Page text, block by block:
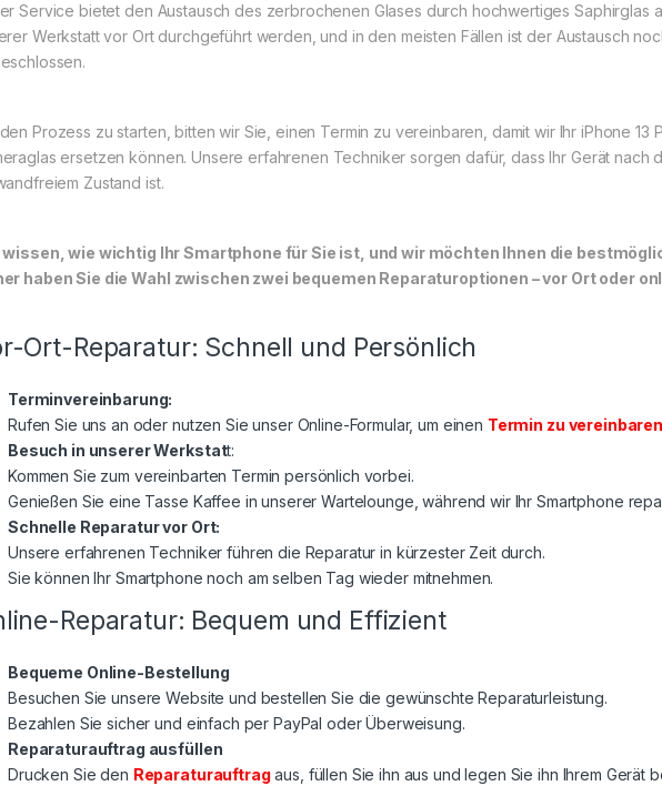
Service bietet den Austausch des zerbrochenen Glases durch hochwertiges Saphirglas
Werkstatt vor Ort durchgeführt werden, und in den meisten Fällen ist der Austausch
Prozess zu starten, bitten wir Sie, einen Termin zu vereinbaren, damit wir Ihr iPhone 13
ersetzen können. Unsere erfahrenen Techniker sorgen dafür, dass Ihr Gerät nach
Zustand ist.
wissen, wie wichtig Ihr Smartphone für Sie ist, und wir möchten Ihnen die
haben Sie die Wahl zwischen zwei bequemen Reparaturoptionen – vor Ort oder
Ort-Reparatur: Schnell und Persönlich
Terminvereinbarung:
Rufen Sie uns an oder nutzen Sie unser Online-Formular, um einen Termin zu vereinbaren
Besuch in unserer Werkstatt:
Kommen Sie zum vereinbarten Termin persönlich vorbei.
Genießen Sie eine Tasse Kaffee in unserer Wartelounge, während wir Ihr Smartphone
Schnelle Reparatur vor Ort:
Unsere erfahrenen Techniker führen die Reparatur in kürzester Zeit durch.
Sie können Ihr Smartphone noch am selben Tag wieder mitnehmen.
Reparatur: Bequem und Effizient
Bequeme Online-Bestellung
Besuchen Sie unsere Website und bestellen Sie die gewünschte Reparaturleistung.
Bezahlen Sie sicher und einfach per PayPal oder Überweisung.
Reparaturauftrag ausfüllen
Drucken Sie den Reparaturauftrag aus, füllen Sie ihn aus und legen Sie ihn Ihrem Gerät